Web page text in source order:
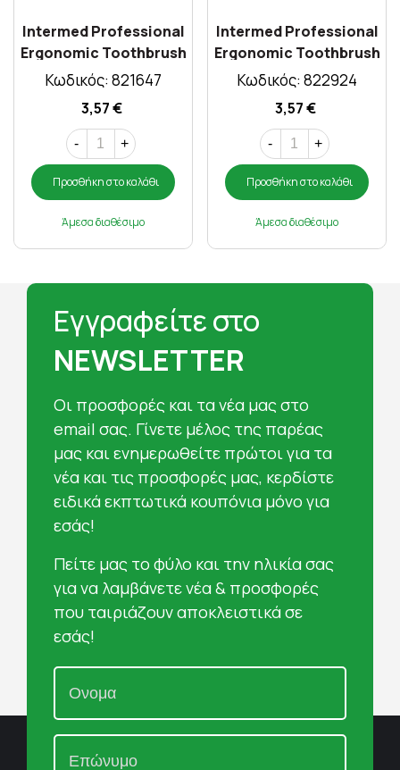
Intermed Professional
Ergonomic Toothbrush
Medium Purpule
Κωδικός: 821647
3,57 €
- +
Προσθήκη στο καλάθι
Άμεσα διαθέσιμο
Intermed Professional
Ergonomic Toothbrush
Medium Black
Κωδικός: 822924
3,57 €
- +
Προσθήκη στο καλάθι
Άμεσα διαθέσιμο
Εγγραφείτε στο
NEWSLETTER
Oι προσφορές και τα νέα μας στο
email σας. Γίνετε μέλος της παρέας
μας και ενημερωθείτε πρώτοι για τα
νέα και τις προσφορές μας, κερδίστε
ειδικά εκπτωτικά κουπόνια μόνο για
εσάς!
Πείτε μας το φύλο και την ηλικία σας
για να λαμβάνετε νέα & προσφορές
που ταιριάζουν αποκλειστικά σε
εσάς!